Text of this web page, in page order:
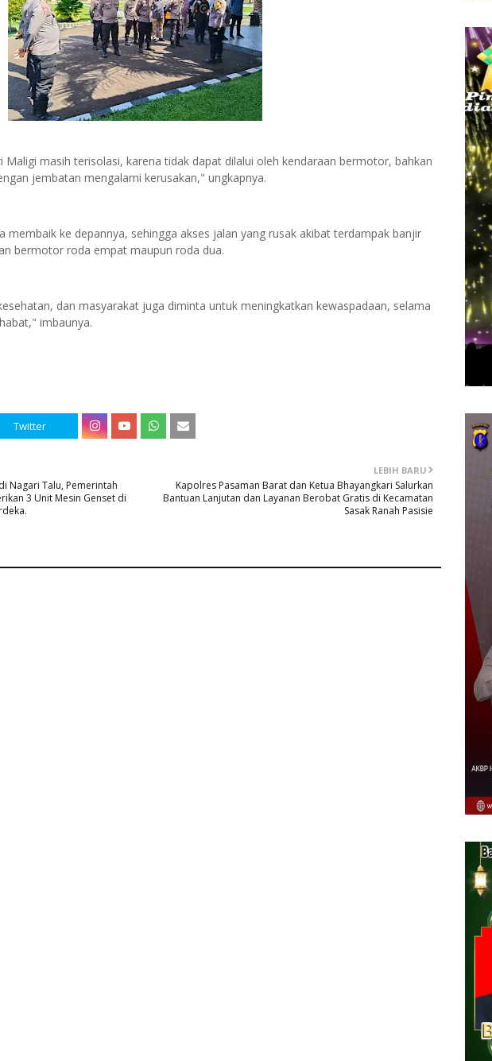
Maligi masih terisolasi, karena tidak dapat dilalui oleh kendaraan bermotor, bahkan
jembatan mengalami kerusakan," ungkapnya.
membaik ke depannya, sehingga akses jalan yang rusak akibat terdampak banjir
bermotor roda empat maupun roda dua.
dan masyarakat juga diminta untuk meningkatkan kewaspadaan, selama
imbaunya.
Twitter
LEBIH BARU
Kapolres Pasaman Barat dan Ketua Bhayangkari Salurkan
Bantuan Lanjutan dan Layanan Berobat Gratis di Kecamatan
Sasak Ranah Pasisie
Nagari Talu, Pemerintah
3 Unit Mesin Genset di